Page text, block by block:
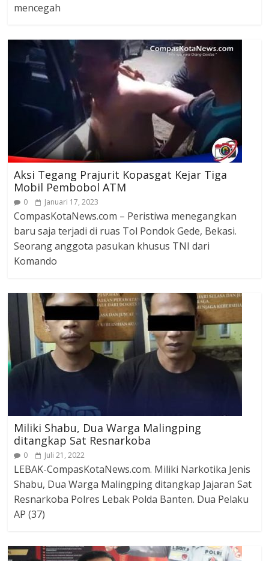
mencegah
Aksi Tegang Prajurit Kopasgat Kejar Tiga
Mobil Pembobol ATM
0 Januari 17, 2023
CompasKotaNews.com – Peristiwa menegangkan
baru saja terjadi di ruas Tol Pondok Gede, Bekasi.
Seorang anggota pasukan khusus TNI dari
Komando
Miliki Shabu, Dua Warga Malingping
ditangkap Sat Resnarkoba
0 Juli 21, 2022
LEBAK-CompasKotaNews.com. Miliki Narkotika Jenis
Shabu, Dua Warga Malingping ditangkap Jajaran Sat
Resnarkoba Polres Lebak Polda Banten. Dua Pelaku
AP (37)